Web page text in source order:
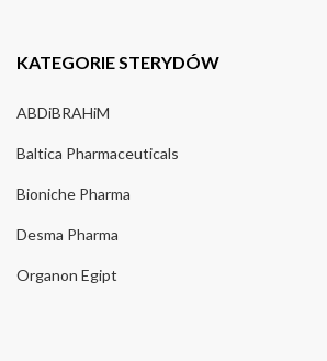
KATEGORIE STERYDÓW
ABDiBRAHiM
Baltica Pharmaceuticals
Bioniche Pharma
Desma Pharma
Organon Egipt